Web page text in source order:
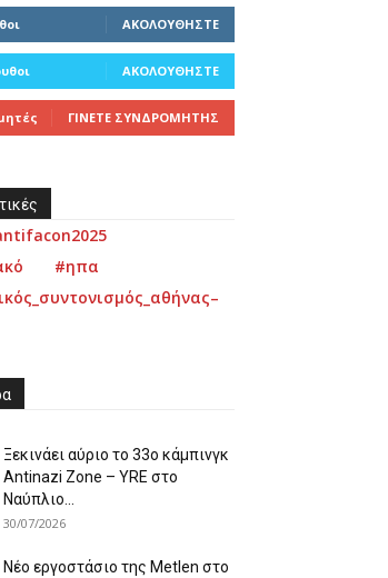
ΑΚΟΛΟΥΘΉΣΤΕ
ΑΚΟΛΟΥΘΉΣΤΕ
ΓΊΝΕΤΕ ΣΥΝΔΡΟΜΗΤΉΣ
#ηπα
Ξεκινάει αύριο το 33ο κάμπινγκ
Antinazi Zone – YRE στο
Ναύπλιο...
30/07/2026
Νέο εργοστάσιο της Metlen στο